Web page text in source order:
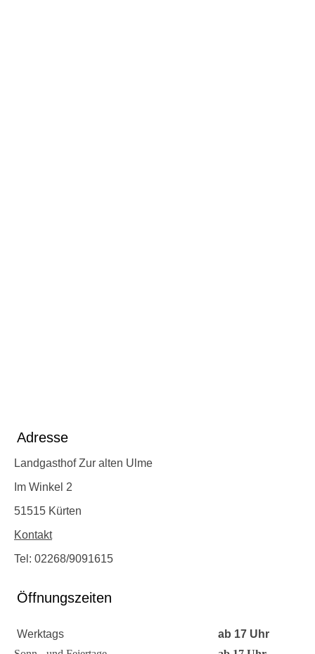
Adresse
Landgasthof Zur alten Ulme
Im Winkel 2
51515 Kürten
Kontakt
Tel: 02268/9091615
Öffnungszeiten
Werktags
ab 17 Uhr